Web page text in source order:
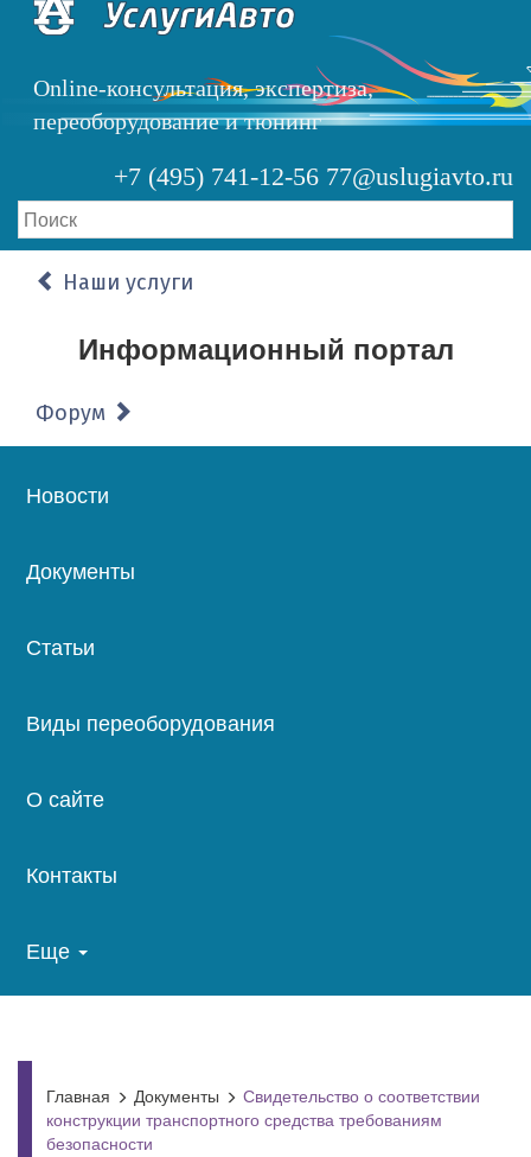
Перейти
содержанию
Online-консультация, экспертиза,
переоборудование и тюнинг
+7 (495) 741-12-56 77@uslugiavto.ru
Наши услуги
Информационный портал
Форум
Основная
Новости
Документы
Статьи
Виды переоборудования
О сайте
Контакты
Еще
Главная Документы
Свидетельство о соответствии
конструкции транспортного средства требованиям
безопасности